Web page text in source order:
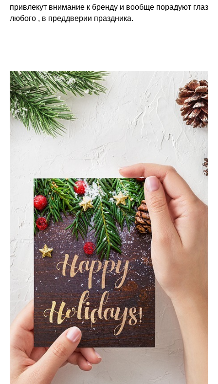
привлекут внимание к бренду и вообще порадуют глаз
любого , в преддверии праздника.